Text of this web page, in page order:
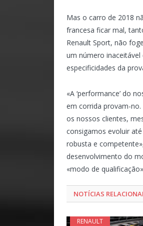
Mas o carro de 2018
francesa ficar mal,
Renault Sport, não
um número
especificidades da
«A ‘performance’ do
em corrida provam-
os nossos clientes,
consigamos evoluir
robusta e
desenvolvimento do
«modo de
NOTÍCIAS
RENAULT